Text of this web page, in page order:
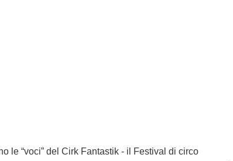
le “voci” del Cirk Fantastik - il Festival di circo